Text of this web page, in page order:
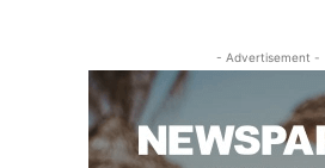
- Advertisement -